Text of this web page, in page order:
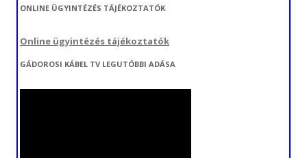
ONLINE ÜGYINTÉZÉS TÁJÉKOZTATÓK
Online ügyintézés tájékoztatók
GÁDOROSI KÁBEL TV LEGUTÓBBI ADÁSA